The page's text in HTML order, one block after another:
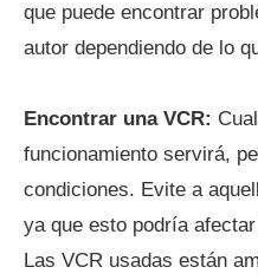
que puede encontrar
autor dependiendo de lo
Encontrar una VCR:
funcionamiento servirá,
condiciones. Evite a
ya que esto podría
Las VCR usadas están